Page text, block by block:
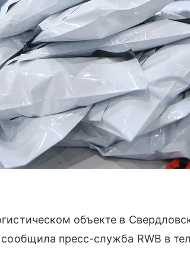
объекте в
пресс-служба RWB в